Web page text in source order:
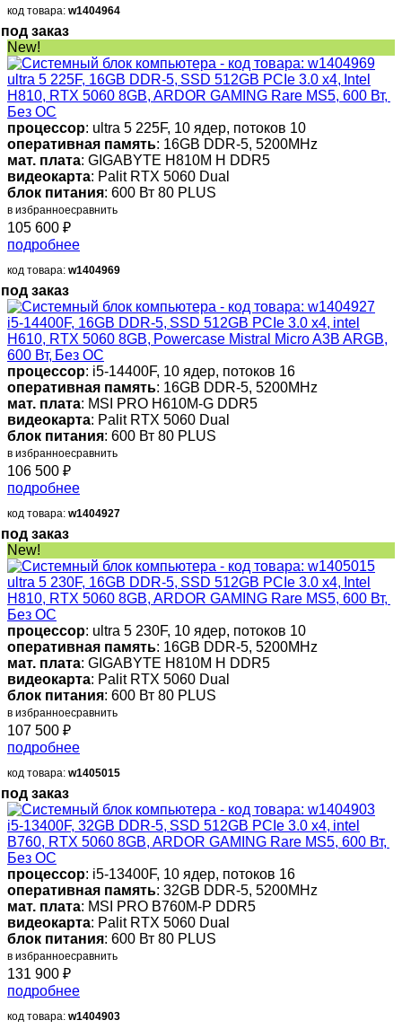
код товара: w1404964
под заказ
New!
ultra 5 225F, 16GB DDR-5, SSD 512GB PCIe 3.0 x4, Intel
H810, RTX 5060 8GB, ARDOR GAMING Rare MS5, 600 Вт,
Без ОС
процессор: ultra 5 225F, 10 ядер, потоков 10
оперативная память: 16GB DDR-5, 5200MHz
мат. плата: GIGABYTE H810M H DDR5
видеокарта: Palit RTX 5060 Dual
блок питания: 600 Вт 80 PLUS
в избранноесравнить
105 600 ₽
подробнее
код товара: w1404969
под заказ
i5-14400F, 16GB DDR-5, SSD 512GB PCIe 3.0 x4, intel
H610, RTX 5060 8GB, Powercase Mistral Micro A3B ARGB,
600 Вт, Без ОС
процессор: i5-14400F, 10 ядер, потоков 16
оперативная память: 16GB DDR-5, 5200MHz
мат. плата: MSI PRO H610M-G DDR5
видеокарта: Palit RTX 5060 Dual
блок питания: 600 Вт 80 PLUS
в избранноесравнить
106 500 ₽
подробнее
код товара: w1404927
под заказ
New!
ultra 5 230F, 16GB DDR-5, SSD 512GB PCIe 3.0 x4, Intel
H810, RTX 5060 8GB, ARDOR GAMING Rare MS5, 600 Вт,
Без ОС
процессор: ultra 5 230F, 10 ядер, потоков 10
оперативная память: 16GB DDR-5, 5200MHz
мат. плата: GIGABYTE H810M H DDR5
видеокарта: Palit RTX 5060 Dual
блок питания: 600 Вт 80 PLUS
в избранноесравнить
107 500 ₽
подробнее
код товара: w1405015
под заказ
i5-13400F, 32GB DDR-5, SSD 512GB PCIe 3.0 x4, intel
B760, RTX 5060 8GB, ARDOR GAMING Rare MS5, 600 Вт,
Без ОС
процессор: i5-13400F, 10 ядер, потоков 16
оперативная память: 32GB DDR-5, 5200MHz
мат. плата: MSI PRO B760M-P DDR5
видеокарта: Palit RTX 5060 Dual
блок питания: 600 Вт 80 PLUS
в избранноесравнить
131 900 ₽
подробнее
код товара: w1404903